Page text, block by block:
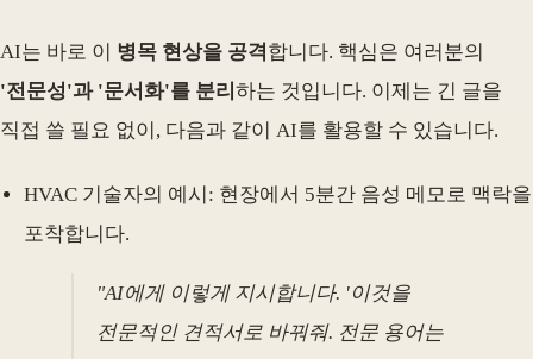
AI는 바로 이 병목 현상을 공격합니다. 핵심은 여러분의
'전문성'과 '문서화'를 분리 하는 것입니다. 이제는 긴 글을
직접 쓸 필요 없이, 다음과 같이 AI를 활용할 수 있습니다.
HVAC 기술자의 예시: 현장에서 5분간 음성 메모로 맥락을
포착합니다.
"AI에게 이렇게 지시합니다. '이것을
전문적인 견적서로 바꿔줘. 전문 용어는